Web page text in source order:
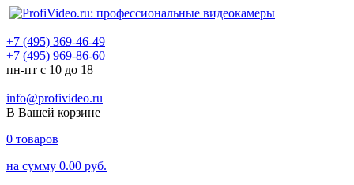
+7 (495) 369-46-49
+7 (495) 969-86-60
пн-пт с 10 до 18
info@profivideo.ru
В Вашей корзине
0 товаров
на сумму 0.00 руб.